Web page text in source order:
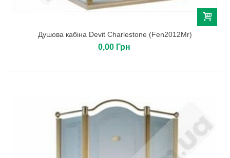
Душова кабіна Devit Charlestone (Fen2012Mr)
0,00 Грн